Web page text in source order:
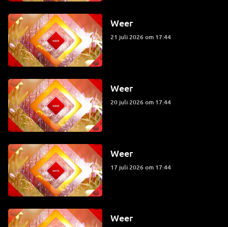
Weer
21 juli 2026 om 17:44
Weer
20 juli 2026 om 17:44
Weer
17 juli 2026 om 17:44
Weer